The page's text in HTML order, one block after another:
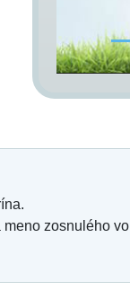
zosnulého vo